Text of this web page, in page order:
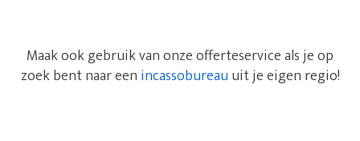
Maak ook gebruik van onze offerteservice als je op
zoek bent naar een incassobureau uit je eigen regio!